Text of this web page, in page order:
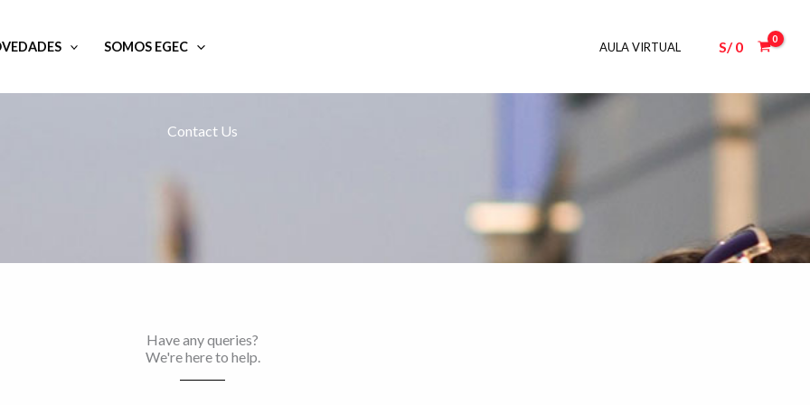
SOMOS EGEC AULA VIRTUAL S/0
Contact Us
Have any queries?
We're here to help.​